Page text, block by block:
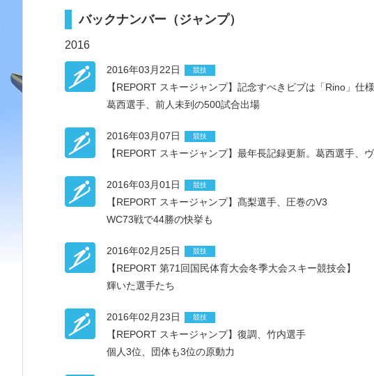
バックナンバー（ジャンプ）
2016
2016年03月22日 競技
【REPORT スキージャンプ】記念すべきビブは「Rino」仕様
葛西選手、前人未到の500試合出場
2016年03月07日 競技
【REPORT スキージャンプ】最年長記録更新。葛西選手、
2016年03月01日 競技
【REPORT スキージャンプ】髙梨選手、圧巻のV3
WC73戦で44勝の快挙も
2016年02月25日 競技
【REPORT 第71回国民体育大会冬季大会スキー競技会】
輝いた選手たち
2016年02月23日 競技
【REPORT スキージャンプ】復調、竹内選手
個人3位、団体も3位の原動力